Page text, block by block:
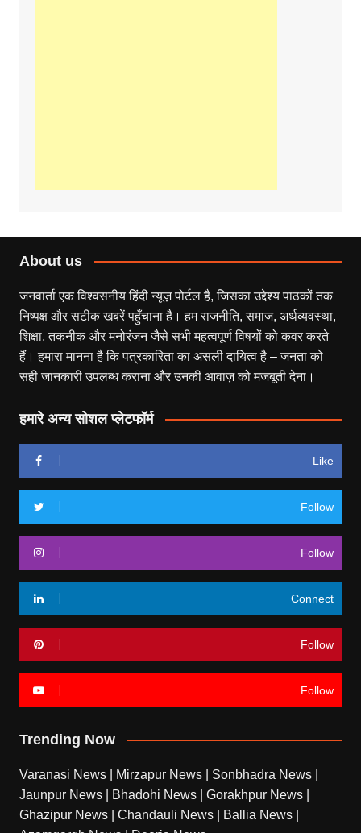
About us
जनवार्ता एक विश्वसनीय हिंदी न्यूज़ पोर्टल है, जिसका उद्देश्य पाठकों तक
निष्पक्ष और सटीक खबरें पहुँचाना है। हम राजनीति, समाज, अर्थव्यवस्था,
शिक्षा, तकनीक और मनोरंजन जैसे सभी महत्वपूर्ण विषयों को कवर करते
हैं। हमारा मानना है कि पत्रकारिता का असली दायित्व है – जनता को
सही जानकारी उपलब्ध कराना और उनकी आवाज़ को मजबूती देना।
हमारे अन्य सोशल प्लेटफॉर्म
Like
Follow
Follow
Connect
Follow
Follow
Trending Now
Varanasi News Mirzapur News Sonbhadra News
Jaunpur News
Bhadohi News Gorakhpur News
Ghazipur News
Chandauli News Ballia News